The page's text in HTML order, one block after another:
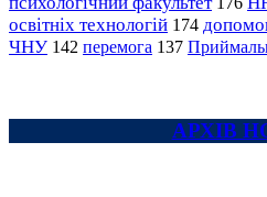
освітніх технологій 174
ЧНУ 142 перемога 137
АРХІВ